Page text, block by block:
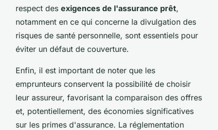
respect des exigences de l'assurance prêt,
notamment en ce qui concerne la divulgation des
risques de santé personnelle, sont essentiels pour
éviter un défaut de couverture.
Enfin, il est important de noter que les
emprunteurs conservent la possibilité de choisir
leur assureur, favorisant la comparaison des offres
et, potentiellement, des économies significatives
sur les primes d'assurance. La réglementation